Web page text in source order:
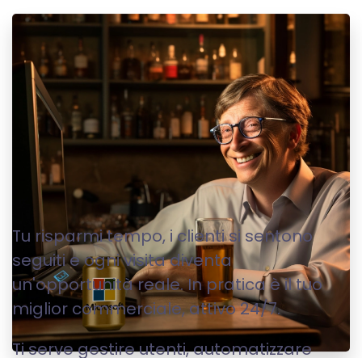
PIATTAFORME E PORTALI
WEB
Tu risparmi tempo, i clienti si sentono
seguiti e ogni visita diventa
un'opportunità reale. In pratica è il tuo
miglior commerciale, attivo 24/7.
Ti serve gestire utenti, automatizzare